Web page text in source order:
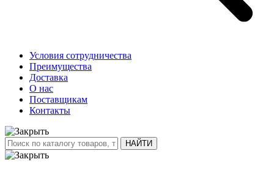
Условия сотрудничества
Преимущества
Доставка
О нас
Поставщикам
Контакты